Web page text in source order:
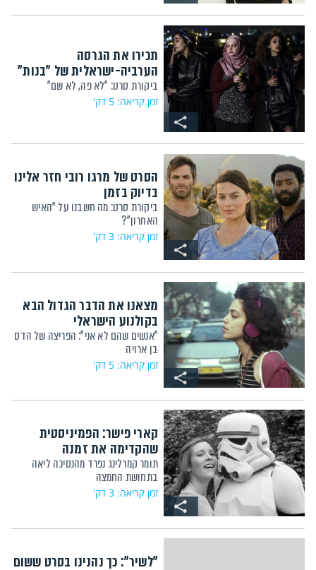
תכירו את הגרסה
הערביה-ישראלית של "בנות"
ביקורת סרט: "לא פה, לא שם"
זמן קריאה: 5 דק'
הסרט של מרגו רובי חזר אלינו
בדיוק בזמן
ביקורת סרט: מה חשבנו על "האיש
האחרון"?
זמן קריאה: 3 דק'
מצאנו את הדבר הגדול הבא
בקולנוע הישראלי
"אנשים שהם לא אני": הפריצה של הדס
בן ארויה
זמן קריאה: 5 דק'
קארי פישר: הפמיניסטית
שהקדימה את זמנה
תומר קמרלינג נפרד מהנסיכה ליאה
בתחושת החמצה
זמן קריאה: 3 דק'
"לשיר": כך נהנינו בסרט ששום